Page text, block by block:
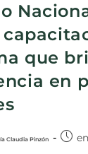
que
en
Claudia Pinzón